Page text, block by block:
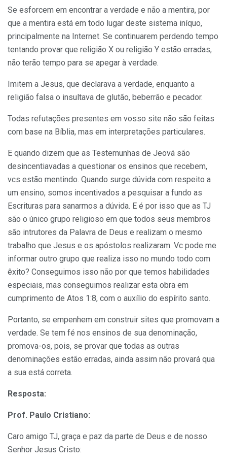
Se esforcem em encontrar a verdade e não a mentira, por
que a mentira está em todo lugar deste sistema iníquo,
principalmente na Internet. Se continuarem perdendo tempo
tentando provar que religião X ou religião Y estão erradas,
não terão tempo para se apegar à verdade.
Imitem a Jesus, que declarava a verdade, enquanto a
religião falsa o insultava de glutão, beberrão e pecador.
Todas refutações presentes em vosso site não são feitas
com base na Bíblia, mas em interpretações particulares.
E quando dizem que as Testemunhas de Jeová são
desincentiavadas a questionar os ensinos que recebem,
vcs estão mentindo. Quando surge dúvida com respeito a
um ensino, somos incentivados a pesquisar a fundo as
Escrituras para sanarmos a dúvida. E é por isso que as TJ
são o único grupo religioso em que todos seus membros
são intrutores da Palavra de Deus e realizam o mesmo
trabalho que Jesus e os apóstolos realizaram. Vc pode me
informar outro grupo que realiza isso no mundo todo com
êxito? Conseguimos isso não por que temos habilidades
especiais, mas conseguimos realizar esta obra em
cumprimento de Atos 1:8, com o auxílio do espírito santo.
Portanto, se empenhem em construir sites que promovam a
verdade. Se tem fé nos ensinos de sua denominação,
promova-os, pois, se provar que todas as outras
denominações estão erradas, ainda assim não provará qua
a sua está correta.
Resposta:
Prof. Paulo Cristiano:
Caro amigo TJ, graça e paz da parte de Deus e de nosso
Senhor Jesus Cristo: